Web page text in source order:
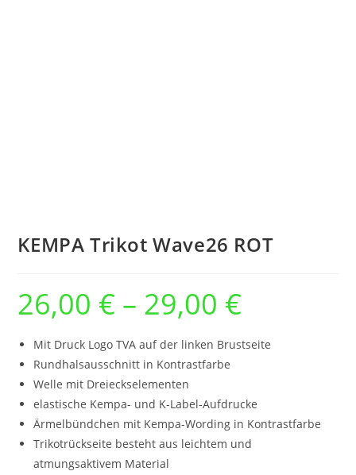
KEMPA Trikot Wave26 ROT
26,00 € – 29,00 €Preisspanne:
Mit Druck Logo TVA auf der linken Brustseite
Rundhalsausschnitt in Kontrastfarbe
Welle mit Dreieckselementen
elastische Kempa- und K-Label-Aufdrucke
Ärmelbündchen mit Kempa-Wording in Kontrastfarbe
Trikotrückseite besteht aus leichtem und
atmungsaktivem Material